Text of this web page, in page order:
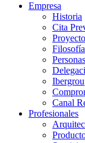
Empresa
Historia
Cita
Canal
Profesionales